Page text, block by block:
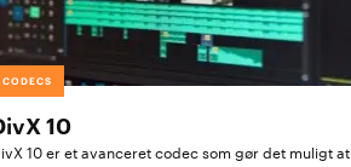
CODECS
10
10 er et avanceret codec som gør det muligt at